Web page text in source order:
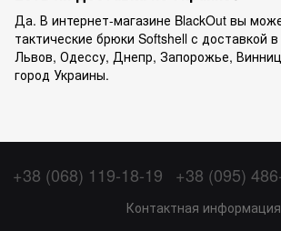
Да. В интернет-магазине BlackOut вы
тактические брюки Softshell с доставкой
Львов, Одессу, Днепр, Запорожье,
город Украины.
+38 (068) 119-18-19 +38 (095)
Контактная информация